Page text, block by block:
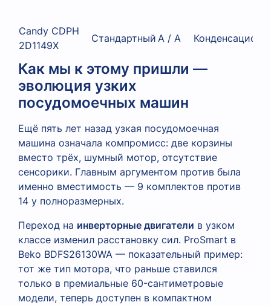
Candy CDPH
2D1149X
Стандартный A / A
Как мы к этому пришли —
эволюция узких
посудомоечных машин
Ещё пять лет назад узкая посудомоечная
машина означала компромисс: две корзины
вместо трёх, шумный мотор, отсутствие
сенсорики. Главным аргументом против была
именно вместимость — 9 комплектов против
14 у полноразмерных.
Переход на инверторные двигатели в узком
классе изменил расстановку сил. ProSmart в
Beko BDFS26130WA — показательный пример:
тот же тип мотора, что раньше ставился
только в премиальные 60-сантиметровые
модели, теперь доступен в компактном